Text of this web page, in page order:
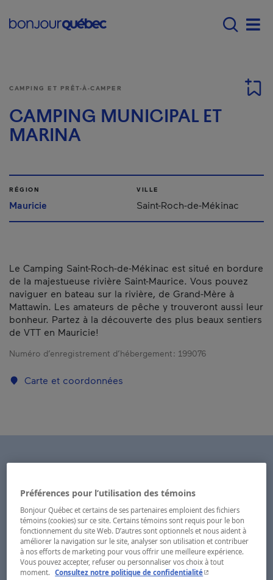
Main navigation -
CAMPING ET PRÊT-À-CAMPER
CAMPING MUNICIPAL ET
MARINA
RÉGION
Mauricie
VILLE
Saint-Roch-de-Mékinac
Le Camping Saint-Roch-de-Mékinac est situé en bordure
de la majestueuse rivière Saint-Maurice. Vous pouvez
naviguer en bateau sur la rivière, de Grand-Mère à
Mattawin. Les amateurs de pêche y trouveront aussi leur
bonheur. Partez à la découverte des plus beaux sentiers
de VTT en Mauricie!
Numéro d’enregistrement d’hébergement : 199076
Carte et coordonnées
Préférences pour l’utilisation des témoins
Bonjour Québec et certains de ses partenaires emploient des fichiers
témoins (cookies) sur ce site. Certains témoins sont requis pour le bon
fonctionnement du site Web. D’autres sont optionnels et nous aident à
améliorer la navigation sur le site, analyser son utilisation et contribuer
à nos efforts de marketing pour vous offrir une meilleure expérience.
Vous pouvez accepter, refuser ou personnaliser vos choix à tout
moment.
Consultez notre politique de confidentialité- Cet hyperlien